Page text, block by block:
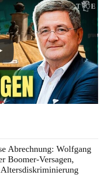
Abrechnung: Wolfgang
Boomer-Versagen,